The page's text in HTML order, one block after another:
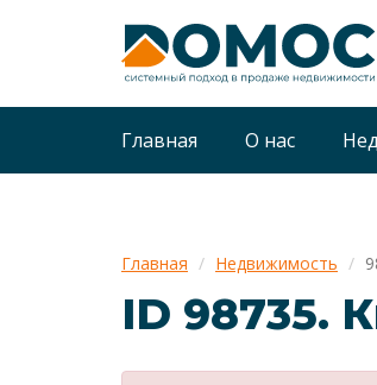
Главная О нас
Главная Недвижимость
ID 98735.